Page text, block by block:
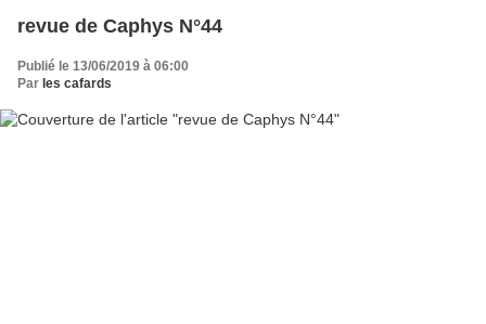
revue de Caphys N°44
Publié le 13/06/2019 à 06:00
Par les cafards